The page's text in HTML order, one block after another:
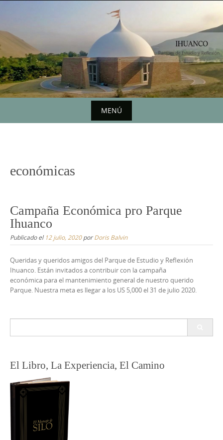
contenido
MENÚ
económicas
Campaña Económica pro Parque
Ihuanco
Publicado el 12 julio, 2020porDoris Balvin
Queridas y queridos amigos del Parque de Estudio y Reflexión
Ihuanco. Están invitados a contribuir con la campaña
económica para el mantenimiento general de nuestro querido
Parque. Nuestra meta es llegar a los US 5,000 el 31 de julio 2020.
El Libro, La Experiencia, El Camino